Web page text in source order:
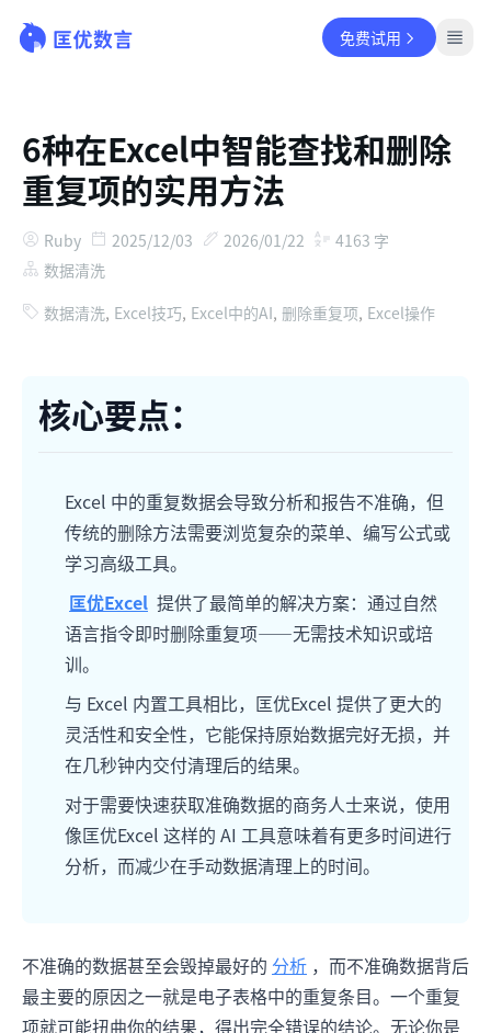
免费试用
6种在Excel中智能查找和删除
重复项的实用方法
Ruby 2025/12/03 2026/01/22 4163 字
数据清洗
数据清洗, Excel技巧, Excel中的AI, 删除重复项, Excel操作
核心要点：
Excel 中的重复数据会导致分析和报告不准确，但
传统的删除方法需要浏览复杂的菜单、编写公式或
学习高级工具。
匡优Excel 提供了最简单的解决方案：通过自然
语言指令即时删除重复项——无需技术知识或培
训。
与 Excel 内置工具相比，匡优Excel 提供了更大的
灵活性和安全性，它能保持原始数据完好无损，并
在几秒钟内交付清理后的结果。
对于需要快速获取准确数据的商务人士来说，使用
像匡优Excel 这样的 AI 工具意味着有更多时间进行
分析，而减少在手动数据清理上的时间。
不准确的数据甚至会毁掉最好的 分析 ，而不准确数据背后
最主要的原因之一就是电子表格中的重复条目。一个重复
项就可能扭曲你的结果，得出完全错误的结论。无论你是